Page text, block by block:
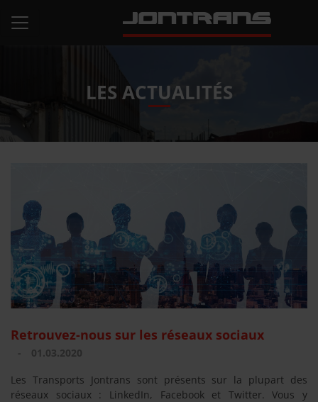
LES ACTUALITÉS
Retrouvez-nous sur les réseaux sociaux
-
01.03.2020
Les Transports Jontrans sont présents sur la plupart des
réseaux sociaux : LinkedIn, Facebook et Twitter. Vous y